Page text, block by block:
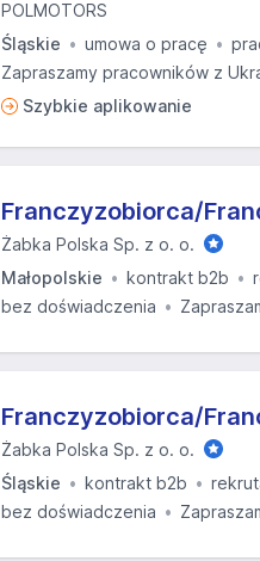
POLMOTORS
Śląskie
umowa o pracę
Zapraszamy pracowników z
Szybkie aplikowanie
Franczyzobiorca/
Żabka Polska Sp. z o. o.
Małopolskie
kontrakt b2b
bez doświadczenia
Franczyzobiorca/
Żabka Polska Sp. z o. o.
Śląskie
kontrakt b2b
bez doświadczenia